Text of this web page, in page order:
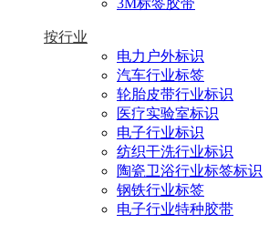
3M标签胶带
按行业
电力户外标识
汽车行业标签
轮胎皮带行业标识
医疗实验室标识
电子行业标识
纺织干洗行业标识
陶瓷卫浴行业标签标识
钢铁行业标签
电子行业特种胶带